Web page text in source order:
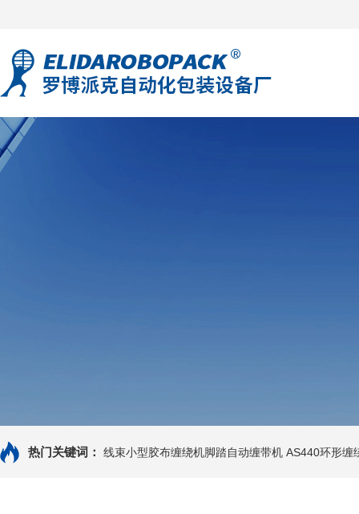
热门关键词： 线束小型胶布缠绕机脚踏自动缠带机 AS440环形缠